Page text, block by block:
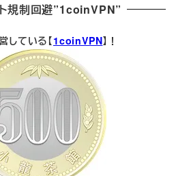
規制回避”1coinVPN”
している【1coinVPN】！